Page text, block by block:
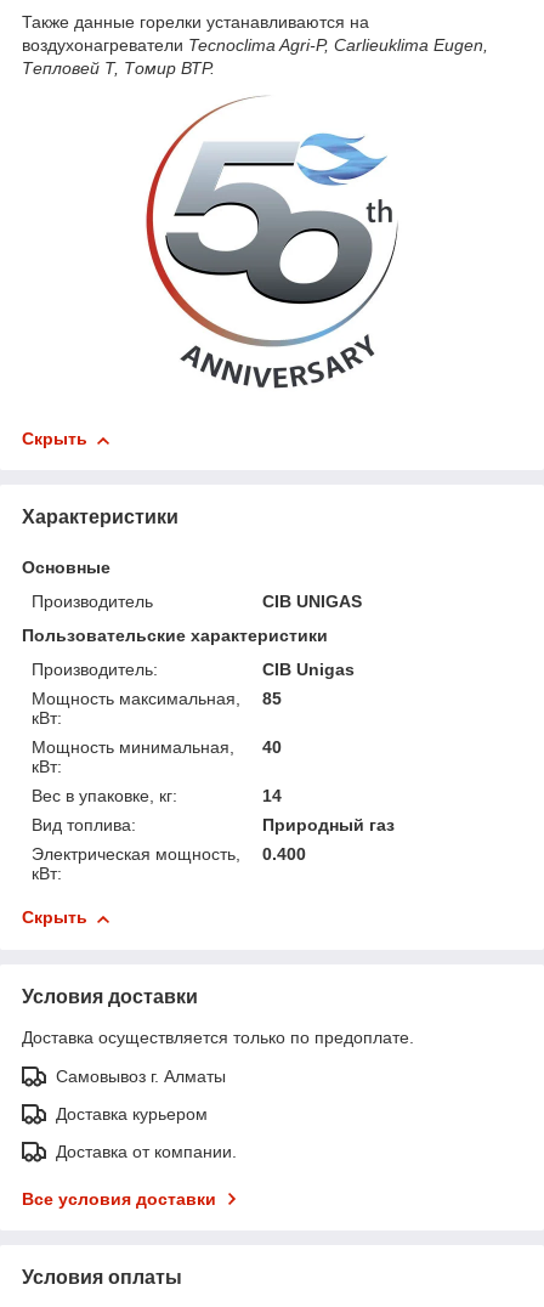
Также данные горелки устанавливаются на
воздухонагреватели Tecnoclima Agri-P, Carlieuklima Eugen,
Тепловей Т, Томир ВТР.
Скрыть
Характеристики
Основные
Производитель
CIB UNIGAS
Пользовательские характеристики
Производитель:
CIB Unigas
Мощность максимальная,
кВт:
85
Мощность минимальная,
кВт:
40
Вес в упаковке, кг:
14
Вид топлива:
Природный газ
Электрическая мощность,
кВт:
0.400
Скрыть
Условия доставки
Доставка осуществляется только по предоплате.
Самовывоз г. Алматы
Доставка курьером
Доставка от компании.
Все условия доставки
Условия оплаты